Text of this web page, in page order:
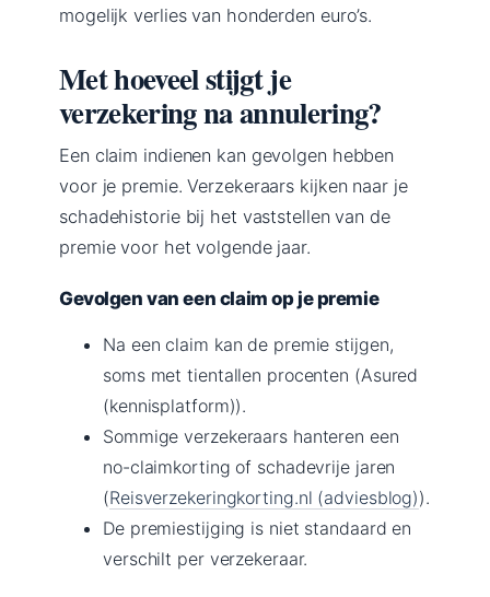
mogelijk verlies van honderden euro’s.
Met hoeveel stijgt je
verzekering na annulering?
Een claim indienen kan gevolgen hebben
voor je premie. Verzekeraars kijken naar je
schadehistorie bij het vaststellen van de
premie voor het volgende jaar.
Gevolgen van een claim op je premie
Na een claim kan de premie stijgen,
soms met tientallen procenten (Asured
(kennisplatform)).
Sommige verzekeraars hanteren een
no-claimkorting of schadevrije jaren
(Reisverzekeringkorting.nl (adviesblog)).
De premiestijging is niet standaard en
verschilt per verzekeraar.